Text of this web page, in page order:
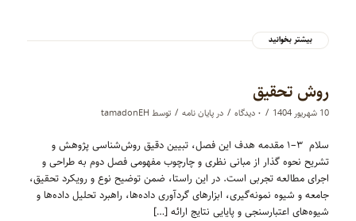
بیشتر بخوانید
روش تحقیق
10 شهریور 1404 / ۰ دیدگاه‌ / در پایان نامه / توسط tamadonEH
سلام ۳–۱ مقدمه هدف این فصل، تبیین دقیق روش‌شناسی پژوهش و
تشریح نحوه گذار از مبانی نظری و چارچوب مفهومی فصل دوم به طراحی و
اجرای مطالعه تجربی است. در این راستا، ضمن توضیح نوع و رویکرد تحقیق،
جامعه و شیوه نمونه‌گیری، ابزارهای گردآوری داده‌ها، راهبرد تحلیل داده‌ها و
شیوه‌های اعتبارسنجی و پایایی نتایج ارائه […]